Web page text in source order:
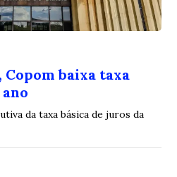
baixa taxa
da taxa básica de juros da